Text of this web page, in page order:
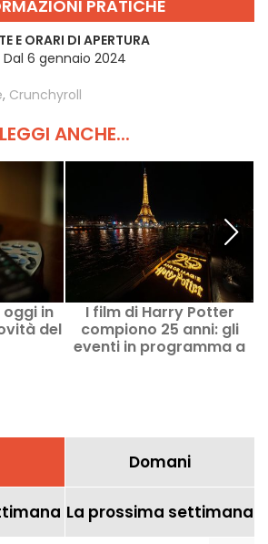
PRATICHE
E ORARI DI APERTURA
Dal 6 gennaio 2024
, Crunchyroll
LEGGI ANCHE...
in
del
I film di Harry Potter
compiono 25 anni: gli
eventi in programma a
Domani
La prossima settimana